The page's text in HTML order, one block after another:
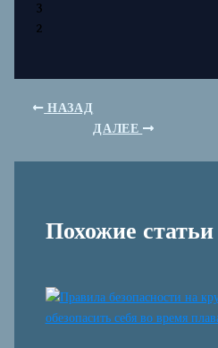
3
2
НАЗАД
ДАЛЕЕ
Похожие статьи